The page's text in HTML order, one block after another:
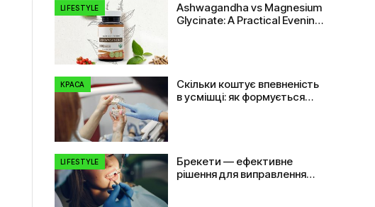
LIFESTYLE
Ashwagandha vs Magnesium
Glycinate: A Practical Evening
КРАСА
Скільки коштує впевненість
в усмішці: як формується
LIFESTYLE
Брекети — ефективне
рішення для виправлення